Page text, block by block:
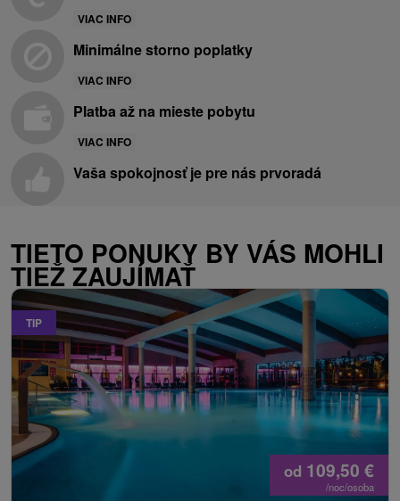
VIAC INFO
Minimálne storno poplatky
VIAC INFO
Platba až na mieste pobytu
VIAC INFO
Vaša spokojnosť je pre nás prvoradá
TIETO PONUKY BY VÁS MOHLI
TIEŽ ZAUJÍMAŤ
TIP
od 109,50 €
/noc/osoba